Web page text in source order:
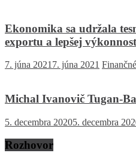
Ekonomika sa udržala
exportu a lepšej
7. júna 2021 7. júna 2021
Michal Ivanovič Tugan-
5. decembra 20205. decembra
Rozhovor